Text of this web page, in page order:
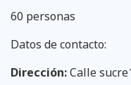
60 personas
Datos de contacto:
Dirección:Calle